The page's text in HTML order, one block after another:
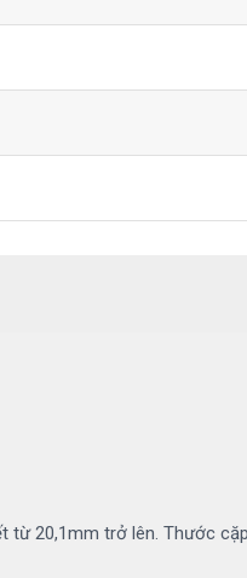
20,1mm trở lên. Thước